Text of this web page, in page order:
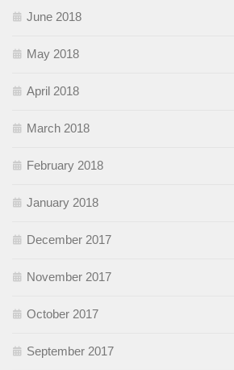
June 2018
May 2018
April 2018
March 2018
February 2018
January 2018
December 2017
November 2017
October 2017
September 2017